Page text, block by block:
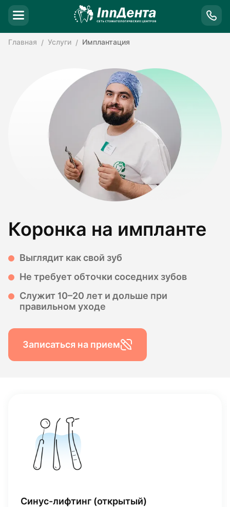
Главная Услуги Имплантация
Коронка на импланте
Выглядит как свой зуб
Не требует обточки соседних зубов
Служит 10–20 лет и дольше при
правильном уходе
Записаться на прием
Имплантация Osstem (Южная Корея)